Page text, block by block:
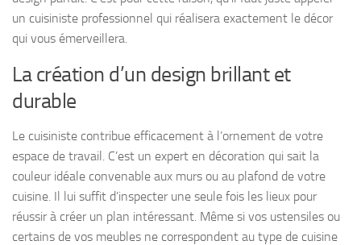
un cuisiniste professionnel qui réalisera exactement le décor
qui vous émerveillera.
La création d’un design brillant et
durable
Le cuisiniste contribue efficacement à l’ornement de votre
espace de travail. C’est un expert en décoration qui sait la
couleur idéale convenable aux murs ou au plafond de votre
cuisine. Il lui suffit d’inspecter une seule fois les lieux pour
réussir à créer un plan intéressant. Même si vos ustensiles ou
certains de vos meubles ne correspondent au type de cuisine